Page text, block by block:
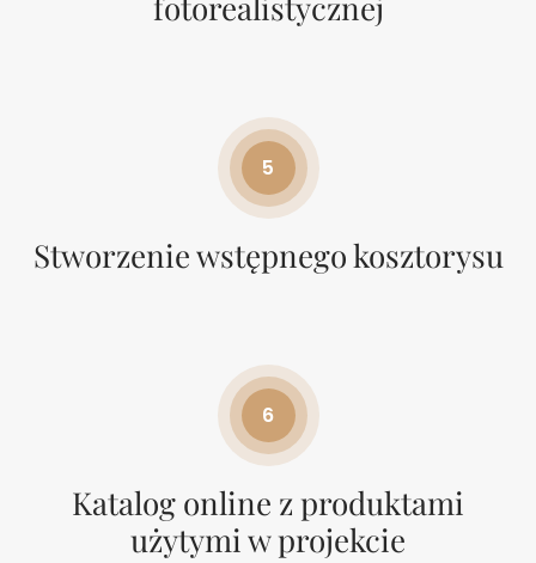
5
Stworzenie wstępnego kosztorysu
6
Katalog online z produktami
użytymi w projekcie